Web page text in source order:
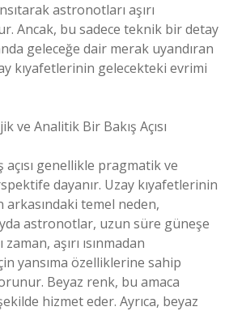
astronotları aşırı
Ancak, bu sadece teknik bir detay
geleceğe dair merak uyandıran
kıyafetlerinin gelecekteki evrimi
ve Analitik Bir Bakış Açısı
açısı genellikle pragmatik ve
dayanır. Uzay kıyafetlerinin
arkasındaki temel neden,
astronotlar, uzun süre güneşe
aşırı ısınmadan
yansıma özelliklerine sahip
Beyaz renk, bu amaca
hizmet eder. Ayrıca, beyaz